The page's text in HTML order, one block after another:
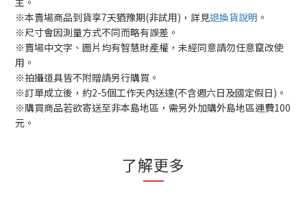
※本賣場商品到貨享7天猶豫期(非試用)，詳見退換貨說明 。
※尺寸會因測量方式不同而略有誤差。
※賣場中文字、圖片均有智慧財產權，未經同意請勿任意竄改使
用。
※拍攝道具皆不附贈請另行購買。
※訂單成立後，約2-5個工作天內送達(不含週六日及國定假日)。
※購買商品若欲寄送至非本島地區，需另外加購外島地區運費100
元。
了解更多